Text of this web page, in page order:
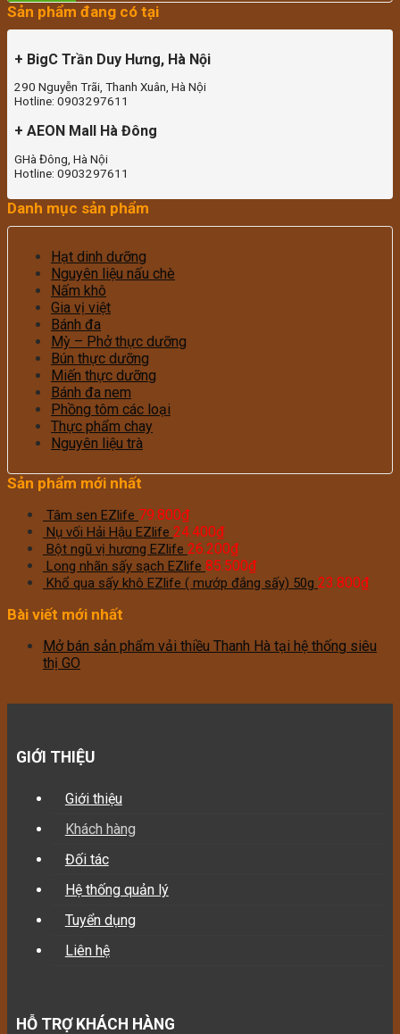
Sản phẩm đang có tại
+ BigC Trần Duy Hưng, Hà Nội
290 Nguyễn Trãi, Thanh Xuân, Hà Nội
Hotline: 0903297611
+ AEON Mall Hà Đông
GHà Đông, Hà Nội
Hotline: 0903297611
Danh mục sản phẩm
Hạt dinh dưỡng
Nguyên liệu nấu chè
Nấm khô
Gia vị việt
Bánh đa
Mỳ – Phở thực dưỡng
Bún thực dưỡng
Miến thực dưỡng
Bánh đa nem
Phồng tôm các loại
Thực phẩm chay
Nguyên liệu trà
Sản phẩm mới nhất
Tâm sen EZlife 79.800₫
Nụ vối Hải Hậu EZlife 24.400₫
Bột ngũ vị hương EZlife 26.200₫
Long nhãn sấy sạch EZlife 85.500₫
Khổ qua sấy khô EZlife ( mướp đắng sấy) 50g 23.800₫
Bài viết mới nhất
Mở bán sản phẩm vải thiều Thanh Hà tại hệ thống siêu
thị GO
GIỚI THIỆU
Giới thiệu
Khách hàng
Đối tác
Hệ thống quản lý
Tuyển dụng
Liên hệ
HỖ TRỢ KHÁCH HÀNG